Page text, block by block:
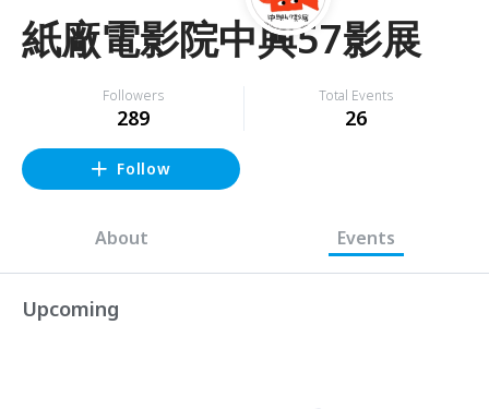
紙廠電影院中興57影展
Followers
289
Total Events
26
Follow
About Events
Upcoming